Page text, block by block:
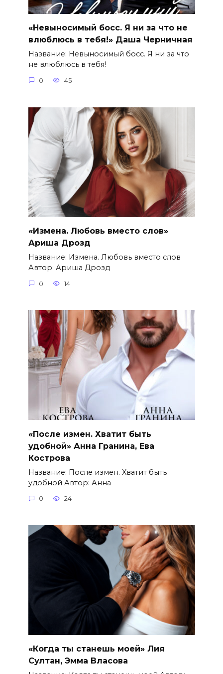
«Невыносимый босс. Я ни за что не
влюблюсь в тебя!» Даша Черничная
Название: Невыносимый босс. Я ни за что
не влюблюсь в тебя!
0 45
«Измена. Любовь вместо слов»
Ариша Дрозд
Название: Измена. Любовь вместо слов
Автор: Ариша Дрозд
0 14
«После измен. Хватит быть
удобной» Анна Гранина, Ева
Кострова
Название: После измен. Хватит быть
удобной Автор: Анна
0 24
«Когда ты станешь моей» Лия
Султан, Эмма Власова